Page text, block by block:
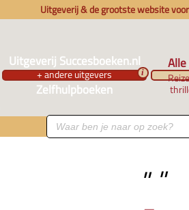
Uitgeverij & de grootste website
Uitgeverij Succesboeken.nl
+ andere uitgevers
Zelfhulpboeken
i